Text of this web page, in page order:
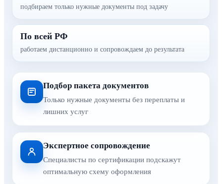
подбираем только нужные документы под задачу
По всей РФ
работаем дистанционно и сопровождаем до результата
Подбор пакета документов
Только нужные документы без переплаты и
лишних услуг
Экспертное сопровождение
Специалисты по сертификации подскажут
оптимальную схему оформления